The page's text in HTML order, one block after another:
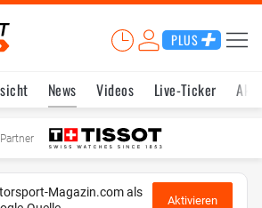
PLUS
News Videos Live-Ticker
Magazin.com als
Aktivieren